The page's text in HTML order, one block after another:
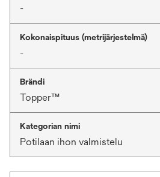
-
Kokonaispituus (metrijärjestelmä)
-
Brändi
Topper™
Kategorian nimi
Potilaan ihon valmistelu